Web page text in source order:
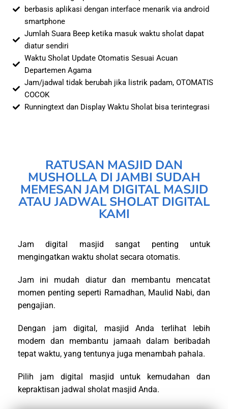
berbasis aplikasi dengan interface menarik via android
smartphone
Jumlah Suara Beep ketika masuk waktu sholat dapat
diatur sendiri
Waktu Sholat Update Otomatis Sesuai Acuan
Departemen Agama
Jam/jadwal tidak berubah jika listrik padam, OTOMATIS
COCOK
Runningtext dan Display Waktu Sholat bisa terintegrasi
RATUSAN MASJID DAN
MUSHOLLA DI JAMBI SUDAH
MEMESAN JAM DIGITAL MASJID
ATAU JADWAL SHOLAT DIGITAL
KAMI
Jam digital masjid sangat penting untuk
mengingatkan waktu sholat secara otomatis.
Jam ini mudah diatur dan membantu mencatat
momen penting seperti Ramadhan, Maulid Nabi, dan
pengajian.
Dengan jam digital, masjid Anda terlihat lebih
modern dan membantu jamaah dalam beribadah
tepat waktu, yang tentunya juga menambah pahala.
Pilih jam digital masjid untuk kemudahan dan
kepraktisan jadwal sholat masjid Anda.